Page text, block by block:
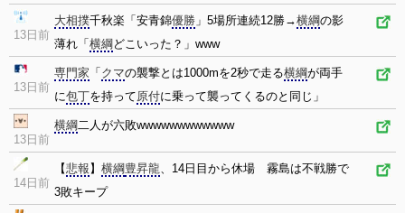
13日前
大相撲千秋楽「安青錦優勝 」5場所連続12勝→横綱の影
薄れ「 横綱 どこいった？」www
13日前
専門家 「 クマの襲撃とは1000mを2秒で走る横綱が両手
に包丁を持って原付に乗って襲ってくるのと同じ」
13日前
横綱二人が六敗wwwwwwwwwwww
14日前
【悲報 】 横綱豊昇龍、14日目から休場 霧島は不戦勝で
3敗キープ